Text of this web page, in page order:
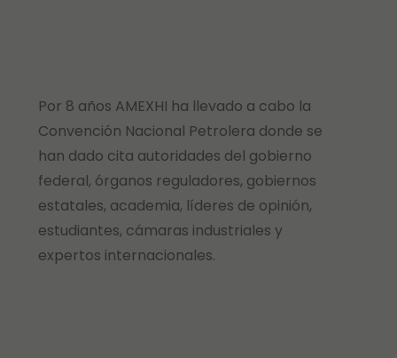
Por 8 años AMEXHI ha llevado a cabo la
Convención Nacional Petrolera donde se
han dado cita autoridades del gobierno
federal, órganos reguladores, gobiernos
estatales, academia, líderes de opinión,
estudiantes, cámaras industriales y
expertos internacionales.